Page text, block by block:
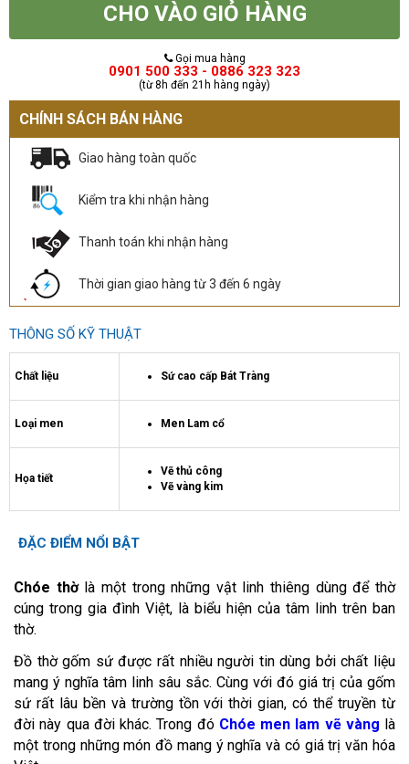
CHO VÀO GIỎ HÀNG
Gọi mua hàng
0901 500 333 - 0886 323 323
(từ 8h đến 21h hàng ngày)
CHÍNH SÁCH BÁN HÀNG
Giao hàng toàn quốc
Kiểm tra khi nhận hàng
Thanh toán khi nhận hàng
Thời gian giao hàng từ 3 đến 6 ngày
THÔNG SỐ KỸ THUẬT
Chất liệu Sứ cao cấp Bát Tràng
Loại men Men Lam cổ
Họa tiết
Vẽ thủ công
Vẽ vàng kim
ĐẶC ĐIỂM NỔI BẬT
Chóe thờlà một trong những vật linh thiêng dùng để thờ
cúng trong gia đình Việt, là biểu hiện của tâm linh trên ban
thờ.
Đồ thờ gốm sứ được rất nhiều người tin dùng bởi chất liệu
mang ý nghĩa tâm linh sâu sắc. Cùng với đó giá trị của gốm
sứ rất lâu bền và trường tồn với thời gian, có thể truyền từ
đời này qua đời khác. Trong đó Chóe men lam vẽ vàng là
một trong những món đồ mang ý nghĩa và có giá trị văn hóa